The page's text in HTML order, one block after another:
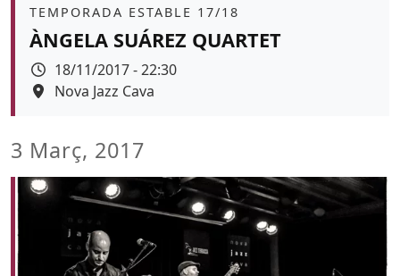
Àmbit
TEMPORADA ESTABLE 17/18
ÀNGELA SUÁREZ QUARTET
Data
18/11/2017 - 22:30
Espai
Nova Jazz Cava
3 Març, 2017